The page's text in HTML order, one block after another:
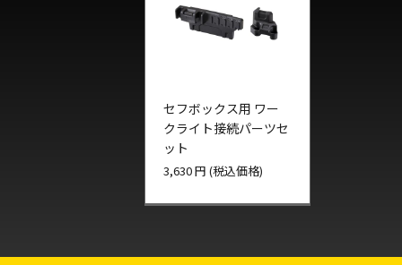
セフボックス用 ワー
クライト接続パーツセ
ット
3,630 円 (税込価格)